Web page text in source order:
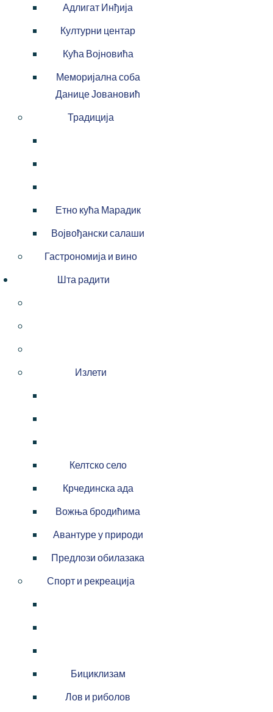
Адлигат Инђија
Културни центар
Кућа Војновића
Меморијална соба
Данице Јовановић
Традиција
Етно кућа Марадик
Војвођански салаши
Гастрономија и вино
Шта радити
Излети
Келтско село
Крчединска ада
Вожња бродићима
Авантуре у природи
Предлози обилазака
Спорт и рекреација
Бициклизам
Лов и риболов